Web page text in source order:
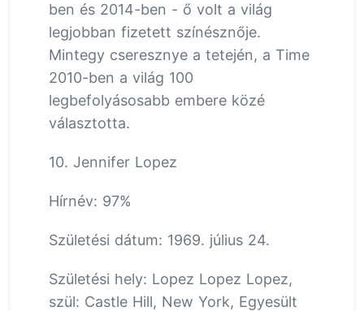
ben és 2014-ben - ő volt a világ
legjobban fizetett színésznője.
Mintegy cseresznye a tetején, a Time
2010-ben a világ 100
legbefolyásosabb embere közé
választotta.
10. Jennifer Lopez
Hírnév: 97%
Születési dátum: 1969. július 24.
Születési hely: Lopez Lopez Lopez,
szül: Castle Hill, New York, Egyesült